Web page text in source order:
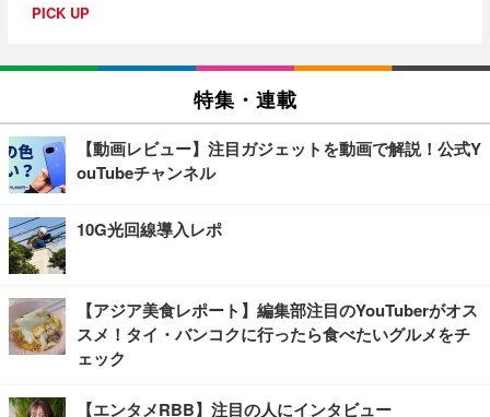
PICK UP
特集・連載
【動画レビュー】注目ガジェットを動画で解説！公式Y
ouTubeチャンネル
10G光回線導入レポ
【アジア美食レポート】編集部注目のYouTuberがオス
スメ！タイ・バンコクに行ったら食べたいグルメをチ
ェック
【エンタメRBB】注目の人にインタビュー